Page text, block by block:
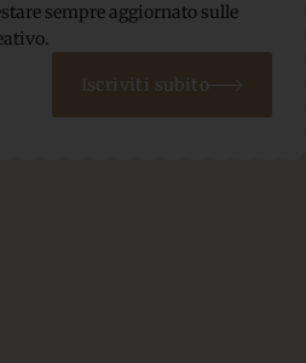
sempre aggiornato sulle
Iscriviti subito